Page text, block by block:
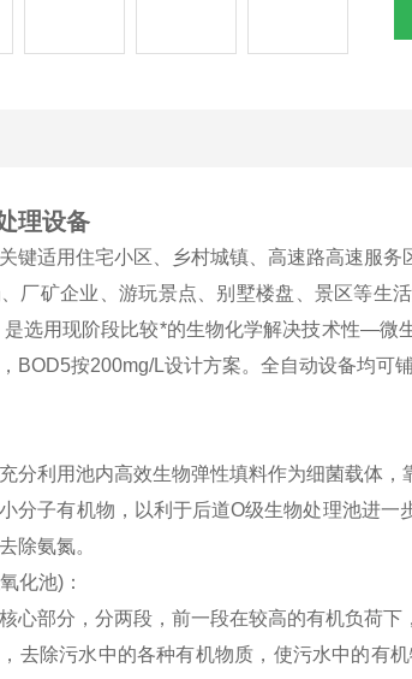
理设备
键适用住宅小区、乡村城镇、高速路高速服
厂矿企业、游玩景点、别墅楼盘、景区等生
选用现阶段比较*的生物化学解决技术性—微
BOD5按200mg/L设计方案。全自动设备均可
分利用池内高效生物弹性填料作为细菌载体
分子有机物，以利于后道O级生物处理池进
除氨氮。
化池)：
心部分，分两段，前一段在较高的有机负荷
去除污水中的各种有机物质，使污水中的有